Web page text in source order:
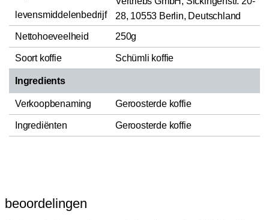
levensmiddelenbedrijf
28, 10553 Berlin, Deutschland
Nettohoeveelheid
250g
Soort koffie Schümli koffie
Ingredients
Verkoopbenaming Geroosterde koffie
Ingrediënten Geroosterde koffie
beoordelingen